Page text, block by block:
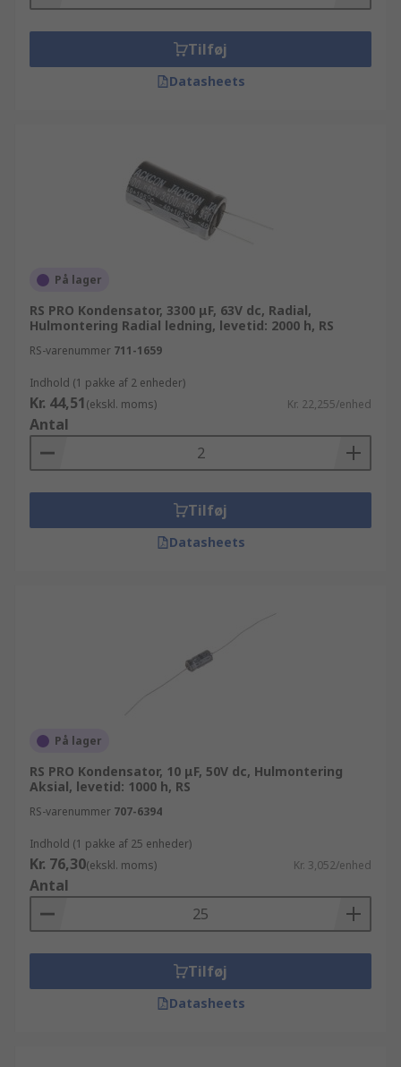
parti (bestillinger på mere end 10.000 kr.) kan du
kontakte os og høre mere om vores fleksible
priser. Alle vores kunder kan forvente teknisk
support fra vore tekniske eksperter angående
Passive komponenter. Du har ro i sjælen, når du
fra Rubycon til Sanyo. RS tilbyder hurtig og enkel
bestilling, så du nemt kan browse og sortere din
Aluminium kondensatorer søgning, så de
tilgængelige produkter organiseres alfabetisk,
Tilføj
Datasheets
På lager
RS PRO Kondensator, 3300 μF, 63V dc, Radial,
Hulmontering Radial ledning, levetid: 2000 h, RS
RS-varenummer 711-1659
Indhold (1 pakke af 2 enheder)
Kr. 44,51(ekskl. moms) Kr. 22,255/enhed
Antal
Tilføj
Datasheets
På lager
RS PRO Kondensator, 10 μF, 50V dc, Hulmontering
Aksial, levetid: 1000 h, RS
RS-varenummer 707-6394
Indhold (1 pakke af 25 enheder)
Kr. 76,30(ekskl. moms) Kr. 3,052/enhed
Antal
Tilføj
Datasheets